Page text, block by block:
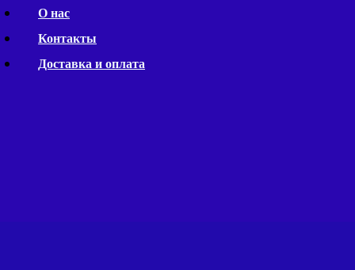
Перейти
к
содержимому
О нас
Контакты
Доставка и оплата